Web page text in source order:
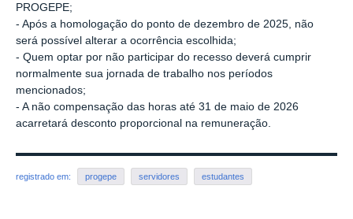
PROGEPE;
- Após a homologação do ponto de dezembro de 2025, não
será possível alterar a ocorrência escolhida;
- Quem optar por não participar do recesso deverá cumprir
normalmente sua jornada de trabalho nos períodos
mencionados;
- A não compensação das horas até 31 de maio de 2026
acarretará desconto proporcional na remuneração.
registrado em: progepe servidores estudantes